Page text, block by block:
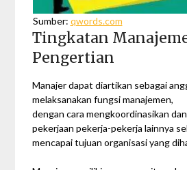
Sumber: qwords.com
Tingkatan
Pengertian
Manajer dapat diartikan sebagai
melaksanakan fungsi manajemen,
dengan cara mengkoordinasikan
pekerjaan pekerja-pekerja lainnya
mencapai tujuan organisasi yang